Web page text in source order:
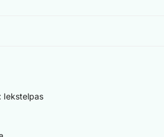
: Iekstelpas